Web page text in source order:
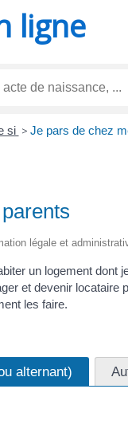
ligne
si > Je pars de chez
légale et
un logement dont
et devenir locataire
les faire.
alternant)